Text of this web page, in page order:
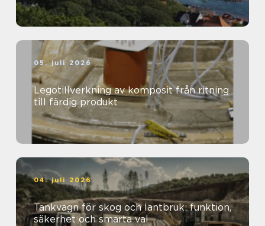
05. juli 2026
Legotillverkning av komposit från ritning
till färdig produkt
04. juli 2026
Tankvagn för skog och lantbruk: funktion,
säkerhet och smarta val